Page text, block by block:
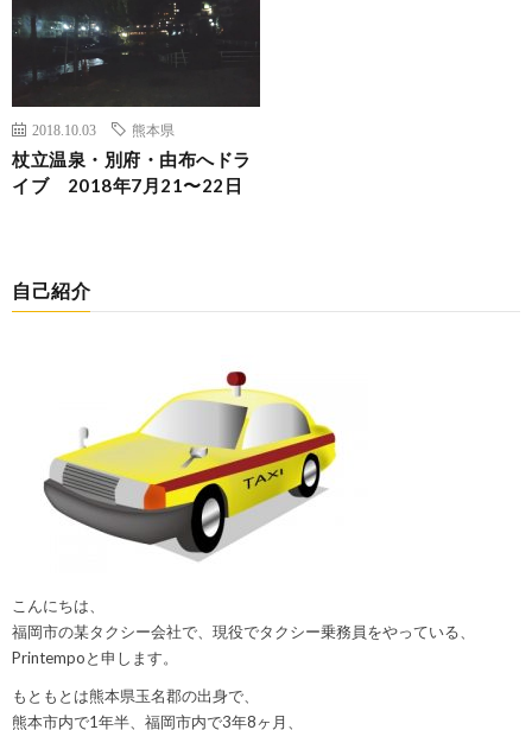
2018.10.03 熊本県
杖立温泉・別府・由布へドラ
イブ 2018年7月21〜22日
自己紹介
こんにちは、
福岡市の某タクシー会社で、現役でタクシー乗務員をやっている、
Printempoと申します。
もともとは熊本県玉名郡の出身で、
熊本市内で1年半、福岡市内で3年8ヶ月、